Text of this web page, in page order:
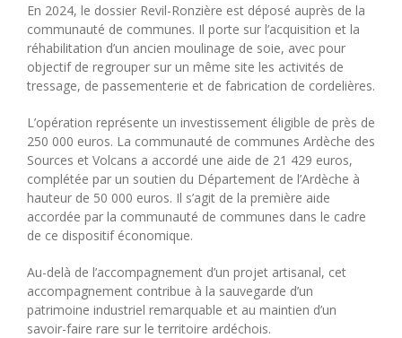
En 2024, le dossier Revil-Ronzière est déposé auprès de la
communauté de communes. Il porte sur l’acquisition et la
réhabilitation d’un ancien moulinage de soie, avec pour
objectif de regrouper sur un même site les activités de
tressage, de passementerie et de fabrication de cordelières.
L’opération représente un investissement éligible de près de
250 000 euros. La communauté de communes Ardèche des
Sources et Volcans a accordé une aide de 21 429 euros,
complétée par un soutien du Département de l’Ardèche à
hauteur de 50 000 euros. Il s’agit de la première aide
accordée par la communauté de communes dans le cadre
de ce dispositif économique.
Au-delà de l’accompagnement d’un projet artisanal, cet
accompagnement contribue à la sauvegarde d’un
patrimoine industriel remarquable et au maintien d’un
savoir-faire rare sur le territoire ardéchois.